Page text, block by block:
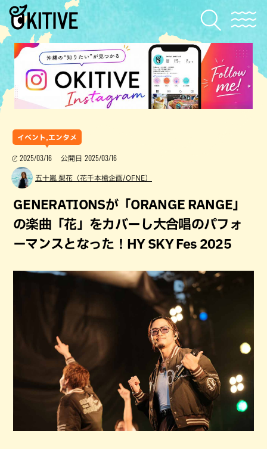
イベント,エンタメ
2025/03/16 公開日 2025/03/16
五十嵐 梨花（花千本槍企画/OFNE）
GENERATIONSが「ORANGE RANGE」
の楽曲「花」をカバーし大合唱のパフォ
ーマンスとなった！HY SKY Fes 2025